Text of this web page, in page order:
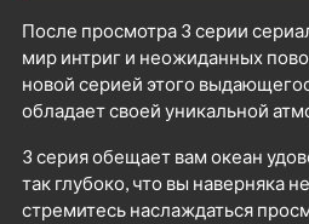
После просмотра 3 серии
мир интриг и неожиданных
новой серией этого
обладает своей уникальной
3 серия обещает вам океан
так глубоко, что вы наверняка
стремитесь наслаждаться